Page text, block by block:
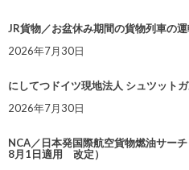
JR貨物／お盆休み期間の貨物列車の
2026年7月30日
にしてつドイツ現地法人 シュツット
2026年7月30日
NCA／日本発国際航空貨物燃油サー
8月1日適用 改定）